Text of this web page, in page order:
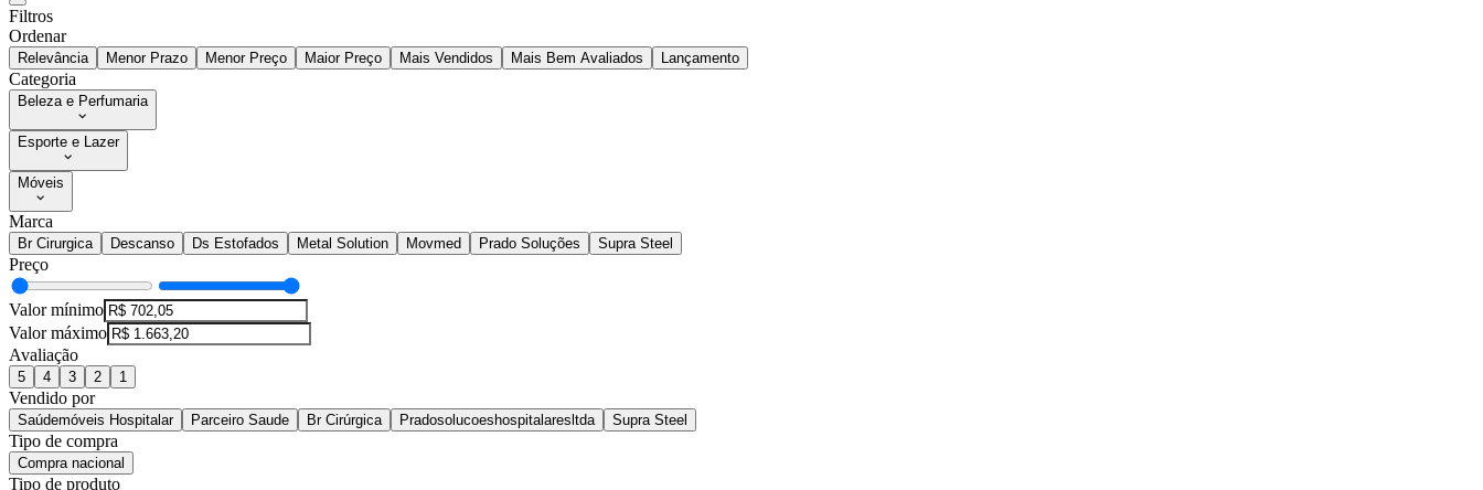
Filtros
Ordenar
Relevância Menor Prazo Menor Preço Maior Preço Mais Vendidos Mais Bem Avaliados Lançamento
Categoria
Beleza e Perfumaria
Esporte e Lazer
Móveis
Marca
Br Cirurgica Descanso Ds Estofados Metal Solution Movmed Prado Soluções Supra Steel
Preço
Valor mínimo
Valor máximo
Avaliação
5 4 3 2 1
Vendido por
Saúdemóveis Hospitalar Parceiro Saude Br Cirúrgica Pradosolucoeshospitalaresltda Supra Steel
Tipo de compra
Compra nacional
Tipo de produto